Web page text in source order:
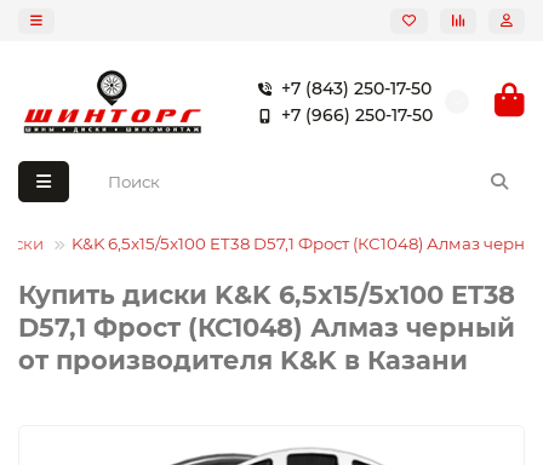
+7 (843) 250-17-50
+7 (966) 250-17-50
K&K 6,5x15/5x100 ET38 D57,1 Фрост (КС1048) Алмаз
Купить диски K&K 6,5x15/5x100 ET38
D57,1 Фрост (КС1048) Алмаз черный
от производителя K&K в Казани